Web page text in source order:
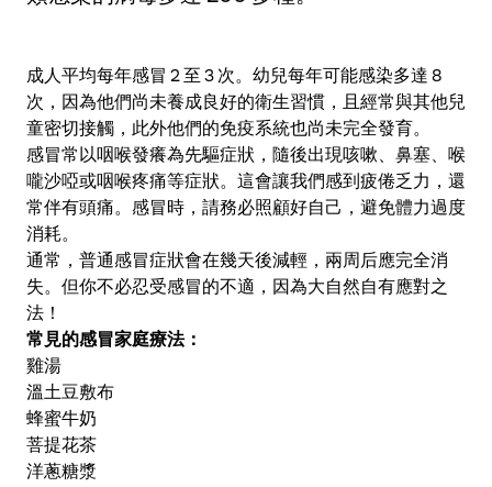
成人平均每年感冒 2 至 3 次。幼兒每年可能感染多達 8
次，因為他們尚未養成良好的衛生習慣，且經常與其他兒
童密切接觸，此外他們的免疫系統也尚未完全發育。
感冒常以咽喉發癢為先驅症狀，隨後出現咳嗽、鼻塞、喉
嚨沙啞或咽喉疼痛等症狀。這會讓我們感到疲倦乏力，還
常伴有頭痛。感冒時，請務必照顧好自己，避免體力過度
消耗。
通常，普通感冒症狀會在幾天後減輕，兩周后應完全消
失。但你不必忍受感冒的不適，因為大自然自有應對之
法！
常見的感冒家庭療法：
雞湯
溫土豆敷布
蜂蜜牛奶
菩提花茶
洋蔥糖漿